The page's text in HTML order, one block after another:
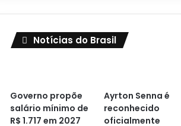
Notícias do Brasil
Governo propõe
salário mínimo de
R$ 1.717 em 2027
Ayrton Senna é
reconhecido
oficialmente